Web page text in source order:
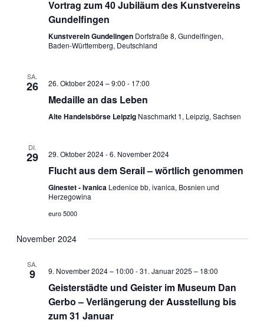
Vortrag zum 40 Jubiläum des Kunstvereins
Gundelfingen
Kunstverein Gundelingen Dorfstraße 8, Gundelfingen,
Baden-Württemberg, Deutschland
SA.
26 26. Oktober 2024 – 9:00 - 17:00
Medaille an das Leben
Alte Handelsbörse Leipzig Naschmarkt 1, Leipzig, Sachsen
DI.
29 29. Oktober 2024-6. November 2024
Flucht aus dem Serail – wörtlich genommen
Ginestet - Ivanica Ledenice bb, ivanica, Bosnien und
Herzegowina
euro 5000
November 2024
SA.
9 9. November 2024 – 10:00 -31. Januar 2025 – 18:00
Geisterstädte und Geister im Museum Dan
Gerbo – Verlängerung der Ausstellung bis
zum 31 Januar